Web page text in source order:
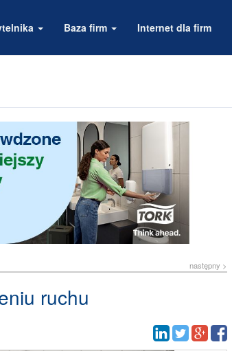
Baza firm Internet dla firm
następny >
ruchu